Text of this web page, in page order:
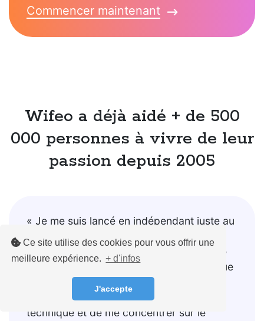
Ce site utilise des cookies pour vous offrir une
meilleure expérience. + d'infos
J'accepte
Commencer maintenant
Wifeo a déjà aidé + de 500
000 personnes à vivre de leur
passion depuis 2005
« Je me suis lancé en indépendant juste au
moment du covid... Mauvais timing ! Je
suis donc naturellement allé vers la vente
de formations en ligne, et on peut dire que
j'ai bien fait ! Wifeo m'a permis de ne pas
me poser trop de questions sur la partie
technique et de me concentrer sur le